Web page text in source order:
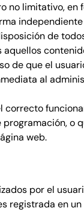
no limitativo, en
de
de que el
al
correcto
o
web.
por el
registrada en